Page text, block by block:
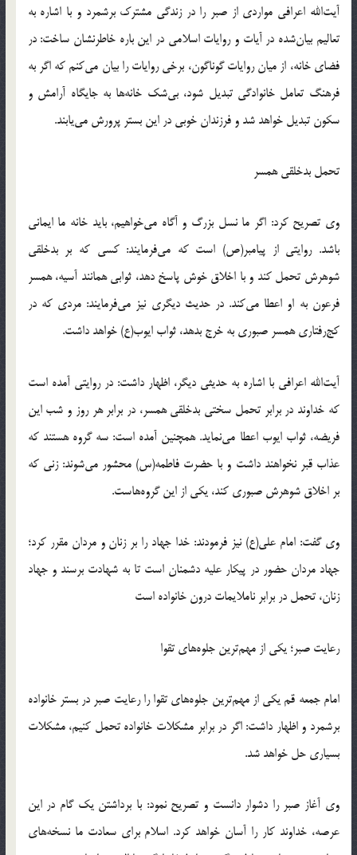
آیت‌الله اعرافی مواردی از صبر را در زندگی مشترک برشمرد و با اشاره به
تعالیم بیان‌شده در آیات و روایات اسلامی در این باره خاطرنشان ساخت: در
فضای خانه، از میان روایات گوناگون، برخی روایات را بیان می‌کنم که اگر به
فرهنگ تعامل خانوادگی تبدیل شود، بی‌شک خانه‌ها به جایگاه آرامش و
سکون تبدیل خواهد شد و فرزندان خوبی در این بستر پرورش می‌یابند.
تحمل بدخلقی همسر
وی تصریح کرد: اگر ما نسل بزرگ و آگاه می‌خواهیم، باید خانه‌ ما ایمانی
باشد. روایتی از پیامبر(ص) است که می‌فرمایند: کسی که بر بدخلقی
شوهرش تحمل کند و با اخلاق خوش پاسخ دهد، ثوابی همانند آسیه، همسر
فرعون به او اعطا می‌کند. در حدیث دیگری نیز می‌فرمایند: مردی که در
کج‌رفتاری همسر صبوری به خرج بدهد، ثواب ایوب(ع) خواهد داشت.
آیت‌الله اعرافی با اشاره به حدیثی دیگر، اظهار داشت: در روایتی آمده است
که خداوند در برابر تحمل سختی بدخلقی همسر، در برابر هر روز و شب این
فریضه، ثواب ایوب اعطا می‌نماید. همچنین آمده است: سه گروه هستند که
عذاب قبر نخواهند داشت و با حضرت فاطمه(س) محشور می‌شوند: زنی که
بر اخلاق شوهرش صبوری کند، یکی از این گروه‌هاست.
وی گفت: امام علی(ع) نیز فرمودند: خدا جهاد را بر زنان و مردان مقرر کرد؛
جهاد مردان حضور در پیکار علیه دشمنان است تا به شهادت برسند و جهاد
زنان، تحمل در برابر ناملایمات درون خانواده است
رعایت صبر؛ یکی از مهم‌ترین جلوه‌های تقوا
امام جمعه قم یکی از مهم‌ترین جلوه‌های تقوا را رعایت صبر در بستر خانواده
برشمرد و اظهار داشت: اگر در برابر مشکلات خانواده تحمل کنیم، مشکلات
بسیاری حل خواهد شد.
وی آغاز صبر را دشوار دانست و تصریح نمود: با برداشتن یک گام در این
عرصه، خداوند کار را آسان خواهد کرد. اسلام برای سعادت ما نسخه‌های